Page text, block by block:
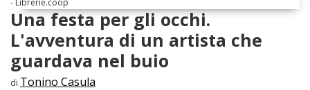
Una festa per gli occhi.
L'avventura di un artista che
guardava nel buio
di Tonino Casula